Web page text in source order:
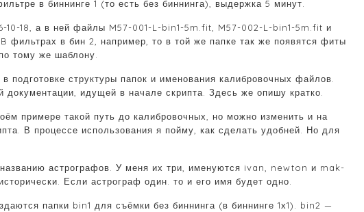
в биннинге 1 (то есть без биннинга), выдержка 5 минут.
10-18, а в ней файлы M57-001-L-bin1-5m.fit, M57-002-L-bin1-5m.fit и
фильтрах в бин 2, например, то в той же папке так же появятся фиты
тому же шаблону.
подготовке структуры папок и именования калибровочных файлов.
документации, идущей в начале скрипта. Здесь же опишу кратко.
примере такой путь до калибровочных, но можно изменить и на
В процессе использования я пойму, как сделать удобней. Но для
астрографов. У меня их три, именуются ivan, newton и mak-
Если астрограф один. то и его имя будет одно.
папки bin1 для съёмки без биннинга (в биннинге 1х1). bin2 —